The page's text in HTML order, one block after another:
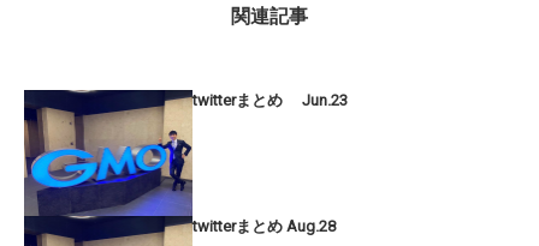
関連記事
twitterまとめ Jun.23
twitterまとめ Aug.28